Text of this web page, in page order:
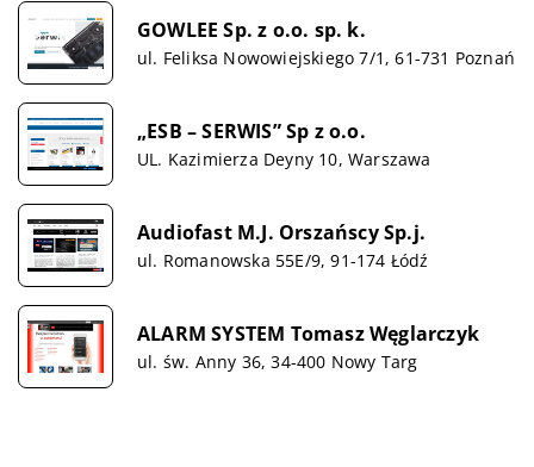
GOWLEE Sp. z o.o. sp. k.
ul. Feliksa Nowowiejskiego 7/1, 61-731 Poznań
„ESB – SERWIS” Sp z o.o.
UL. Kazimierza Deyny 10, Warszawa
Audiofast M.J. Orszańscy Sp.j.
ul. Romanowska 55E/9, 91-174 Łódź
ALARM SYSTEM Tomasz Węglarczyk
ul. św. Anny 36, 34-400 Nowy Targ